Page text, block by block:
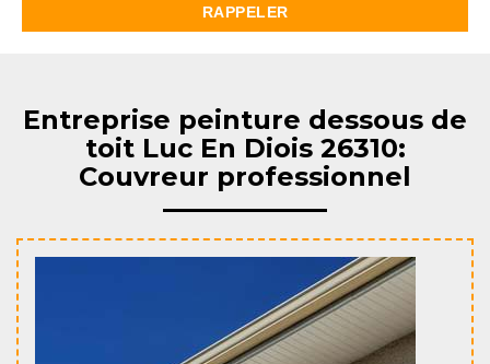
Entreprise peinture dessous de
toit Luc En Diois 26310:
Couvreur professionnel